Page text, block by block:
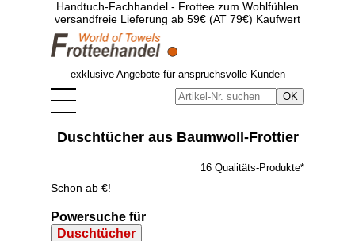
Handtuch-Fachhandel - Frottee zum Wohlfühlen
versandfreie Lieferung ab 59€ (AT 79€) Kaufwert
exklusive Angebote für anspruchsvolle Kunden
Duschtücher aus Baumwoll-Frottier
16 Qualitäts-Produkte*
Schon ab €!
Powersuche für
Duschtücher